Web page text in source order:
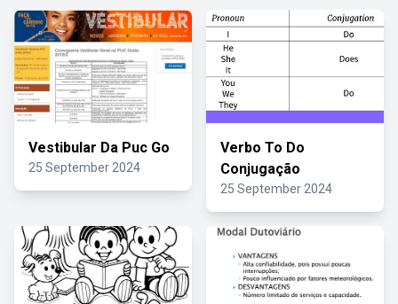
Vestibular Da Puc Go
25 September 2024
Verbo To Do
Conjugação
25 September 2024